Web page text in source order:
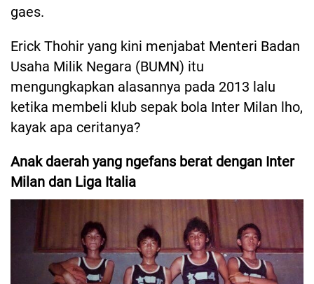
gaes.
Erick Thohir yang kini menjabat Menteri Badan
Usaha Milik Negara (BUMN) itu
mengungkapkan alasannya pada 2013 lalu
ketika membeli klub sepak bola Inter Milan lho,
kayak apa ceritanya?
Anak daerah yang ngefans berat dengan Inter
Milan dan Liga Italia